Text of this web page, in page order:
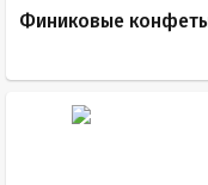
Финиковые